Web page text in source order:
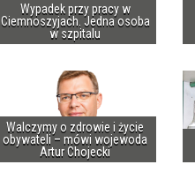
Wypadek przy pracy w
Ciemnoszyjach. Jedna osoba
w szpitalu
Walczymy o zdrowie i życie
obywateli – mówi wojewoda
Artur Chojecki